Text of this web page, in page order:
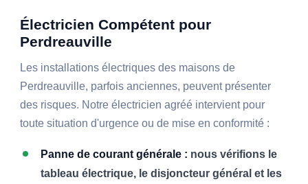
Électricien Compétent pour
Perdreauville
Les installations électriques des maisons de
Perdreauville, parfois anciennes, peuvent présenter
des risques. Notre électricien agréé intervient pour
toute situation d'urgence ou de mise en conformité :
Panne de courant générale : nous vérifions le
tableau électrique, le disjoncteur général et les